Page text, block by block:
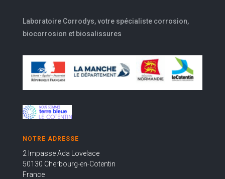
Laboratoire Corrodys, votre spécialiste corrosion,
biocorrosion et biosalissures
NOTRE ADRESSE
2 Impasse Ada Lovelace
50130 Cherbourg-en-Cotentin
France